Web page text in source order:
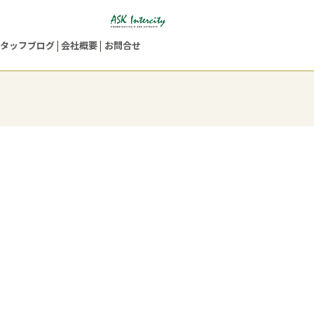
ッフブログ 会社概要 お問合せ